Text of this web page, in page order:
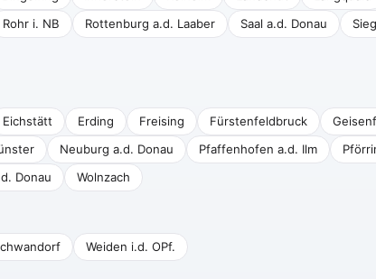
Rohr i. NB Rottenburg a.d. Laaber Saal a.d. Donau
Eichstätt Erding Freising Fürstenfeldbruck
Neuburg a.d. Donau Pfaffenhofen a.d. Ilm
Donau Wolnzach
Weiden i.d. OPf.